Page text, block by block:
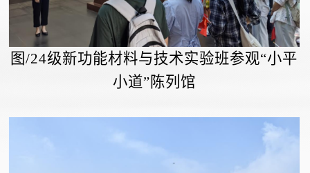
图/24级新功能材料与技术实验班参观“小平
小道”陈列馆